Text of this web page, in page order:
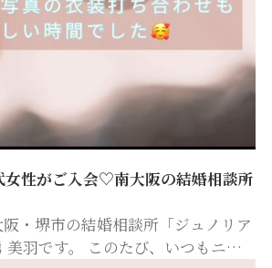
女性がご入会♡南大阪の結婚相談所
・堺市の結婚相談所「ジュノリア
美羽です。 このたび、いつもニコ